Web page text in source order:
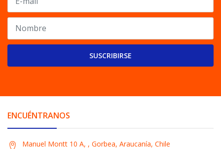
SUSCRIBIRSE
ENCUÉNTRANOS
Manuel Montt 10 A, , Gorbea, Araucanía, Chile